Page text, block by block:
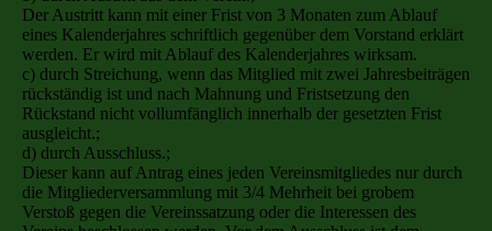
Der Austritt kann mit einer Frist von 3 Monaten zum Ablauf
eines Kalenderjahres schriftlich gegenüber dem Vorstand erklärt
werden. Er wird mit Ablauf des Kalenderjahres wirksam.
c) durch Streichung, wenn das Mitglied mit zwei Jahresbeiträgen
rückständig ist und nach Mahnung und Fristsetzung den
Rückstand nicht vollumfänglich innerhalb der gesetzten Frist
ausgleicht.;
d) durch Ausschluss.;
Dieser kann auf Antrag eines jeden Vereinsmitgliedes nur durch
die Mitgliederversammlung mit 3/4 Mehrheit bei grobem
Verstoß gegen die Vereinssatzung oder die Interessen des